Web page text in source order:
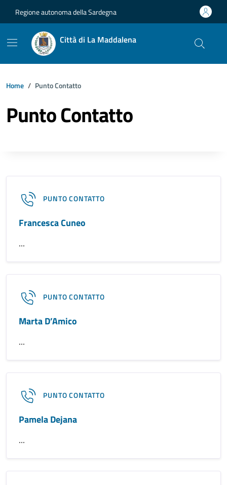
Regione autonoma della Sardegna
Città di La Maddalena
Home Punto Contatto
Punto Contatto
PUNTO CONTATTO
Francesca Cuneo
...
PUNTO CONTATTO
Marta D’Amico
...
PUNTO CONTATTO
Pamela Dejana
...